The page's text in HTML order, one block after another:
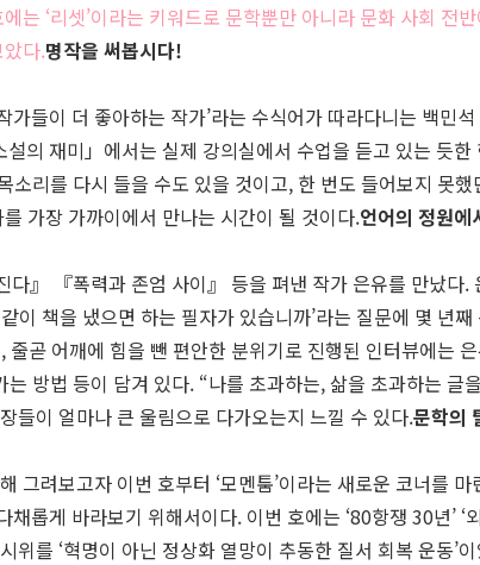
는 ‘리셋’이라는 키워드로 문학뿐만 아니라 문화 사회 전
다.명작을 써봅시다!
들이 더 좋아하는 작가’라는 수식어가 따라다니는 백민
의 재미」에서는 실제 강의실에서 수업을 듣고 있는 듯
리를 다시 들을 수도 있을 것이고, 한 번도 들어보지 못
가장 가까이에서 만나는 시간이 될 것이다.언어의 정원에
』 『폭력과 존엄 사이』 등을 펴낸 작가 은유를 만났다.
이 책을 냈으면 하는 필자가 있습니까’라는 질문에 몇 년
곧 어깨에 힘을 뺀 편안한 분위기로 진행된 인터뷰에는
방법 등이 담겨 있다. “나를 초과하는, 삶을 초과하는
들이 얼마나 큰 울림으로 다가오는지 느낄 수 있다.문학의
그려보고자 이번 호부터 ‘모멘툼’이라는 새로운 코너를
롭게 바라보기 위해서이다. 이번 호에는 ‘80항쟁 30년’ ‘
위를 ‘혁명이 아닌 정상화 열망이 추동한 질서 회복 운동’